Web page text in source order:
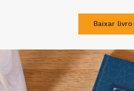
Baixar livro